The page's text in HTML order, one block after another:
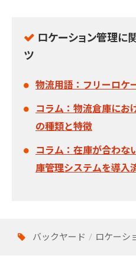
ロケーション管理に
ツ
物流用語：フリーロケ
コラム：物流倉庫にお
の種類と特徴
コラム：在庫が合わな
庫管理システムを導入
バックヤード ロケーシ